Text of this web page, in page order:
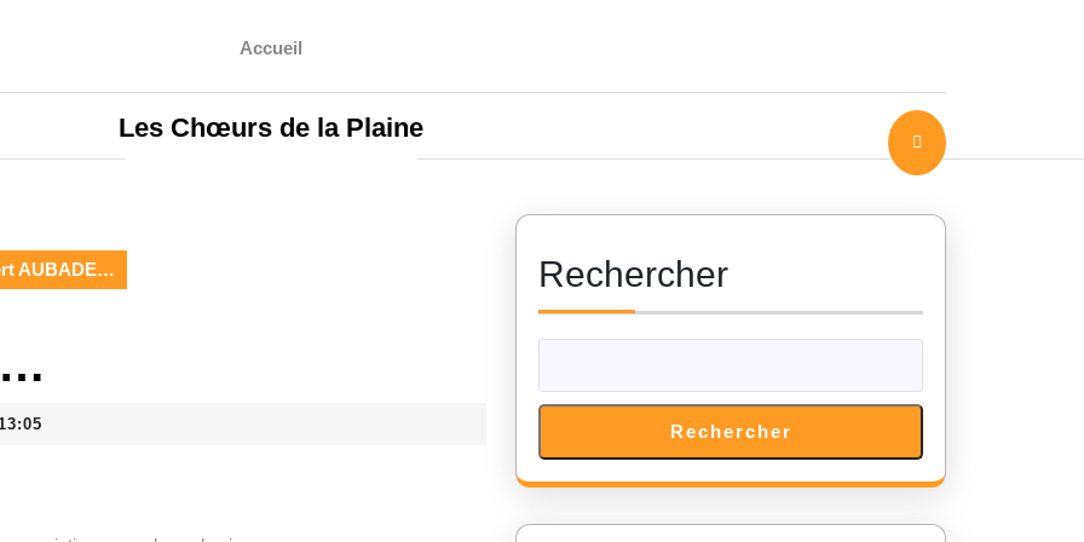
Accueil
Les Chœurs de la Plaine
AUBADE… Rechercher
Rechercher